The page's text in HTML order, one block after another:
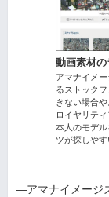
動画素材
アマナイメ
るストック
きない場合
ロイヤリテ
本人のモデ
ツが探しや
—アマナイメージ